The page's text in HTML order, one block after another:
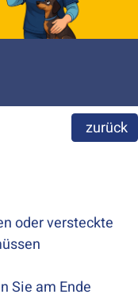
zurück
oder versteckte
Sie am Ende